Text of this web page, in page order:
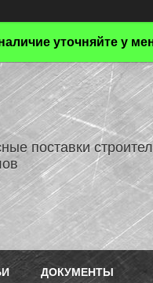
уточняйте у
поставки
ДОКУМЕНТЫ